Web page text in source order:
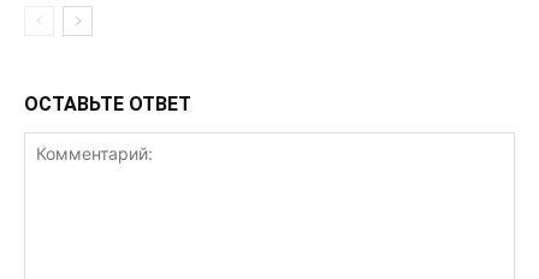
ОСТАВЬТЕ ОТВЕТ